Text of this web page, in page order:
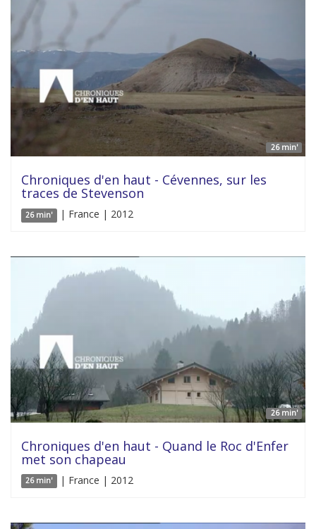
26 min'
Chroniques d'en haut - Cévennes, sur les
traces de Stevenson
26 min' | France | 2012
26 min'
Chroniques d'en haut - Quand le Roc d'Enfer
met son chapeau
26 min' | France | 2012